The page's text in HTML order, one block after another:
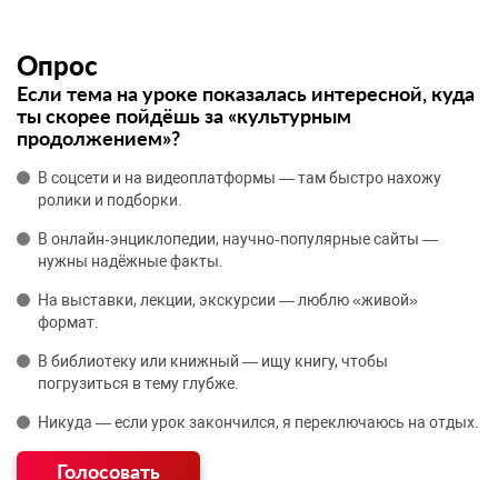
Опрос
Если тема на уроке показалась интересной, куда
ты скорее пойдёшь за «культурным
продолжением»?
В соцсети и на видеоплатформы — там быстро нахожу
ролики и подборки.
В онлайн‑энциклопедии, научно‑популярные сайты —
нужны надёжные факты.
На выставки, лекции, экскурсии — люблю «живой»
формат.
В библиотеку или книжный — ищу книгу, чтобы
погрузиться в тему глубже.
Никуда — если урок закончился, я переключаюсь на отдых.